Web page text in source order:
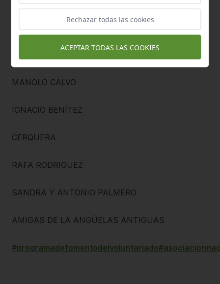
IMPRENTA OROMANA
MANOLO CALVO
IGNACIO BENÍTEZ
CERQUERA
RAFA RODRIGUEZ
SANDRA Y ANTONIO PALMERO
AMIGAS DE LA ANGÜELAS ANTIGUAS
#programadefomentodelvoluntariado
Rechazar todas las cookies
ACEPTAR TODAS LAS COOKIES